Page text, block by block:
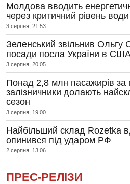
Молдова вводить
через критичний рівень води
3 серпня, 21:53
Зеленський звільнив Ольгу
посади посла України в
3 серпня, 20:05
Понад 2,8 млн пасажирів за
залізничники долають
сезон
3 серпня, 19:00
Найбільший склад Rozetka
опинився під ударом РФ
2 серпня, 13:06
ПРЕС-РЕЛІЗИ